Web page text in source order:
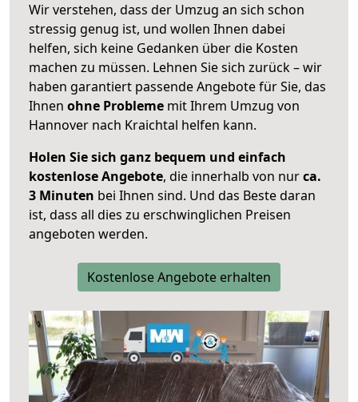
Wir verstehen, dass der Umzug an sich schon
stressig genug ist, und wollen Ihnen dabei
helfen, sich keine Gedanken über die Kosten
machen zu müssen. Lehnen Sie sich zurück – wir
haben garantiert passende Angebote für Sie, das
Ihnen ohne Probleme mit Ihrem Umzug von
Hannover nach Kraichtal helfen kann.
Holen Sie sich ganz bequem und einfach
kostenlose Angebote, die innerhalb von nurca.
3 Minuten bei Ihnen sind. Und das Beste daran
ist, dass all dies zu erschwinglichen Preisen
angeboten werden.
Kostenlose Angebote erhalten